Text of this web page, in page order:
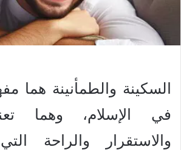
السكينة والطمأنينة هما
في الإسلام، وهما
والاستقرار والراحة